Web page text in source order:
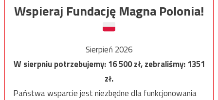
Wspieraj Fundację Magna Polonia!
Sierpień 2026
W sierpniu potrzebujemy:16 500zł, zebraliśmy:1351
zł.
Państwa wsparcie jest niezbędne dla funkcjonowania